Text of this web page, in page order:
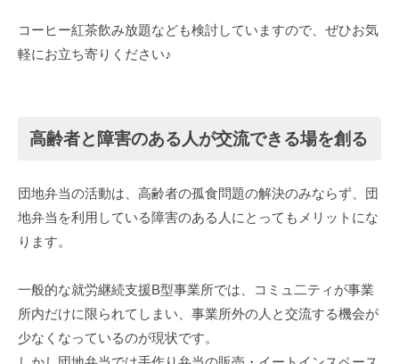
コーヒー紅茶飲み放題なども検討していますので、ぜひお気
軽にお立ち寄りください♪
高齢者と障害のある人が交流できる場を創る
団地弁当の活動は、高齢者の孤食問題の解決のみならず、団
地弁当を利用している障害のある人にとってもメリットにな
ります。
一般的な就労継続支援B型事業所では、コミュ二ティが事業
所内だけに限られてしまい、事業所外の人と交流する機会が
少なくなっているのが現状です。